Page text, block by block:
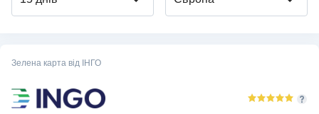
Зелена карта від ІНГО